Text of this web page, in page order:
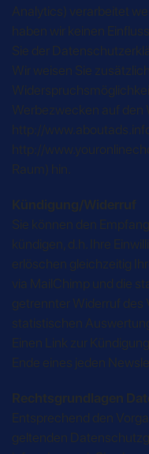
Analytics) verarbeitet
haben wir keinen
Sie der
Wir weisen Sie
Werbezwecken auf den
http://
http://
Raum) hin.
Kündigung/Widerruf
Sie können den
kündigen, d.h. Ihre
erlöschen gleichzeitig
via MailChimp und die
getrennter Widerruf
statistischen
Einen Link zur
Ende eines jeden
Rechtsgrundlagen
Entsprechend den
geltenden